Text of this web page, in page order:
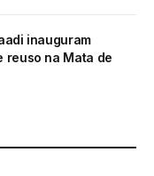
inauguram
reuso na Mata de